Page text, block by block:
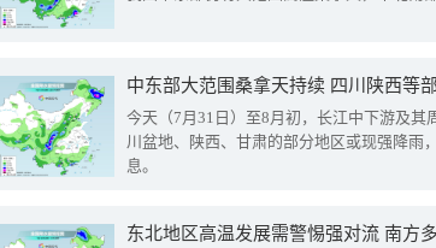
中东部大范围桑拿天持续 四川陕西等
今天（7月31日）至8月初，长江中下游及其
川盆地、陕西、甘肃的部分地区或现强降雨
息。
东北地区高温发展需警惕强对流 南方